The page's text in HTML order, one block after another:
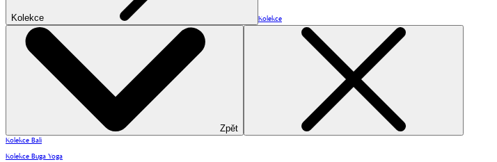
Kolekce Kolekce
Zpět
Kolekce Bali
Kolekce Buga Yoga